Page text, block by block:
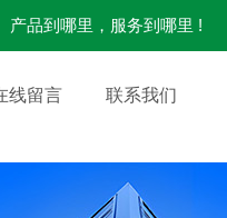
产品到哪里，服务到哪里 !
线留言 联系我们